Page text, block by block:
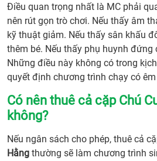
Điều quan trọng nhất là MC phải
nên rút gọn trò chơi. Nếu thấy âm
kỹ thuật giảm. Nếu thấy sân khấu
thêm bé. Nếu thấy phụ huynh đứng
Những điều này không có trong
quyết định chương trình chạy có
Có nên thuê cả cặp Chú
không?
Nếu ngân sách cho phép, thuê cả
Hằng thường sẽ làm chương trình